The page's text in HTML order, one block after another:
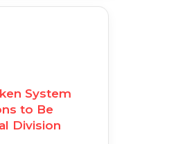
System
to Be
Division